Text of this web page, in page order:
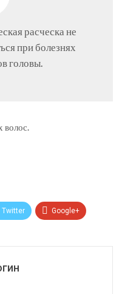
расческа не
при болезнях
головы.
волос.
Twitter Google+